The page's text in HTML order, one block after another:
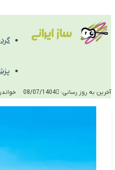
آخرین به روز رسانی: 08/07/1404 خواندن این